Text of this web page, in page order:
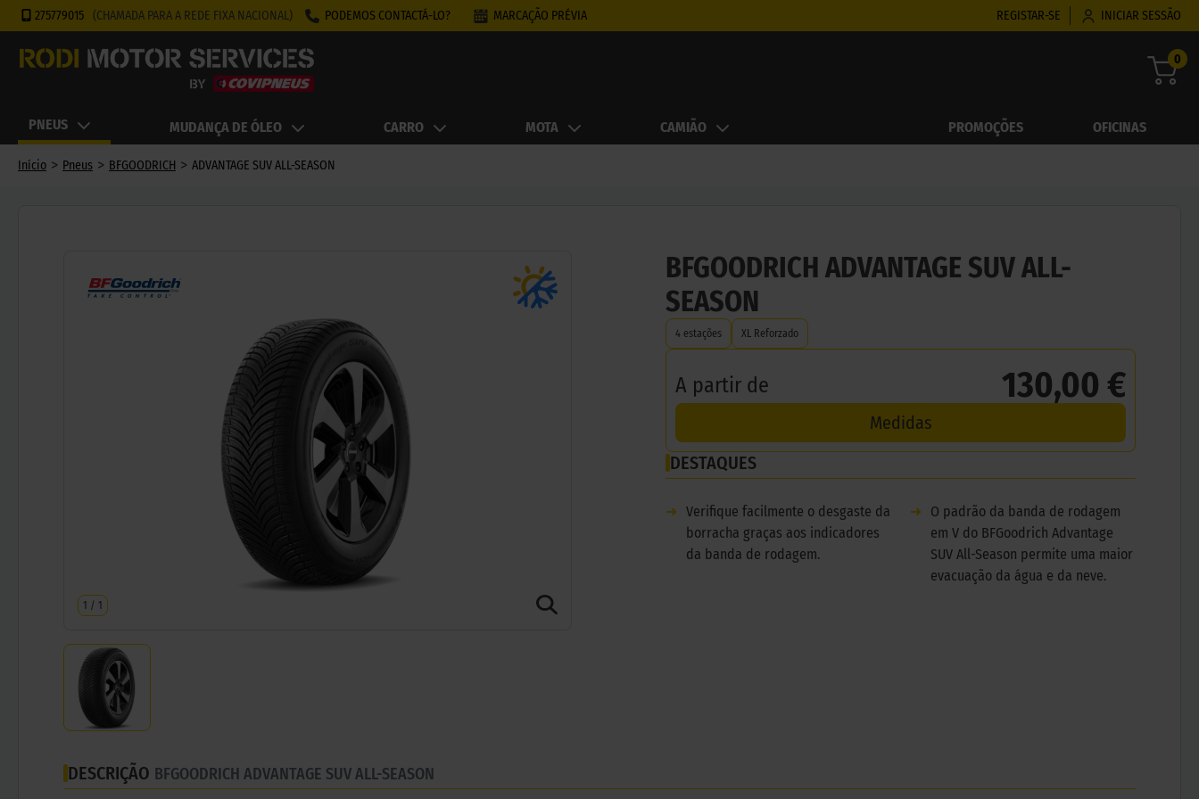
275779015 (CHAMADA PARA A REDE FIXA NACIONAL) PODEMOS CONTACTÁ-LO? MARCAÇÃO PRÉVIA REGISTAR-SE INICIAR SESSÃO
0
PNEUS MUDANÇA DE ÓLEO CARRO MOTA CAMIÃO PROMOÇÕES OFICINAS
Início > Pneus > BFGOODRICH > ADVANTAGE SUV ALL-SEASON
1 / 1
BFGOODRICH ADVANTAGE SUV ALL-
SEASON
4 estações XL Reforzado
A partir de 130,00 €
Medidas
DESTAQUES
➜ Verifique facilmente o desgaste da
borracha graças aos indicadores
da banda de rodagem.
➜
O padrão da banda de rodagem
em V do BFGoodrich Advantage
SUV All-Season permite uma maior
evacuação da água e da neve.
DESCRIÇÃO BFGOODRICH ADVANTAGE SUV ALL-SEASON